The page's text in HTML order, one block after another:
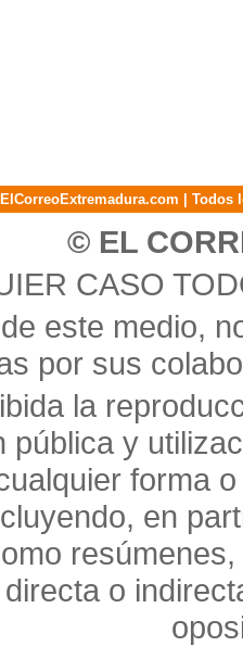
ElCorreoExtremadura.com |
© EL
CASO
este medio,
por sus
la
pública y
forma
en
o